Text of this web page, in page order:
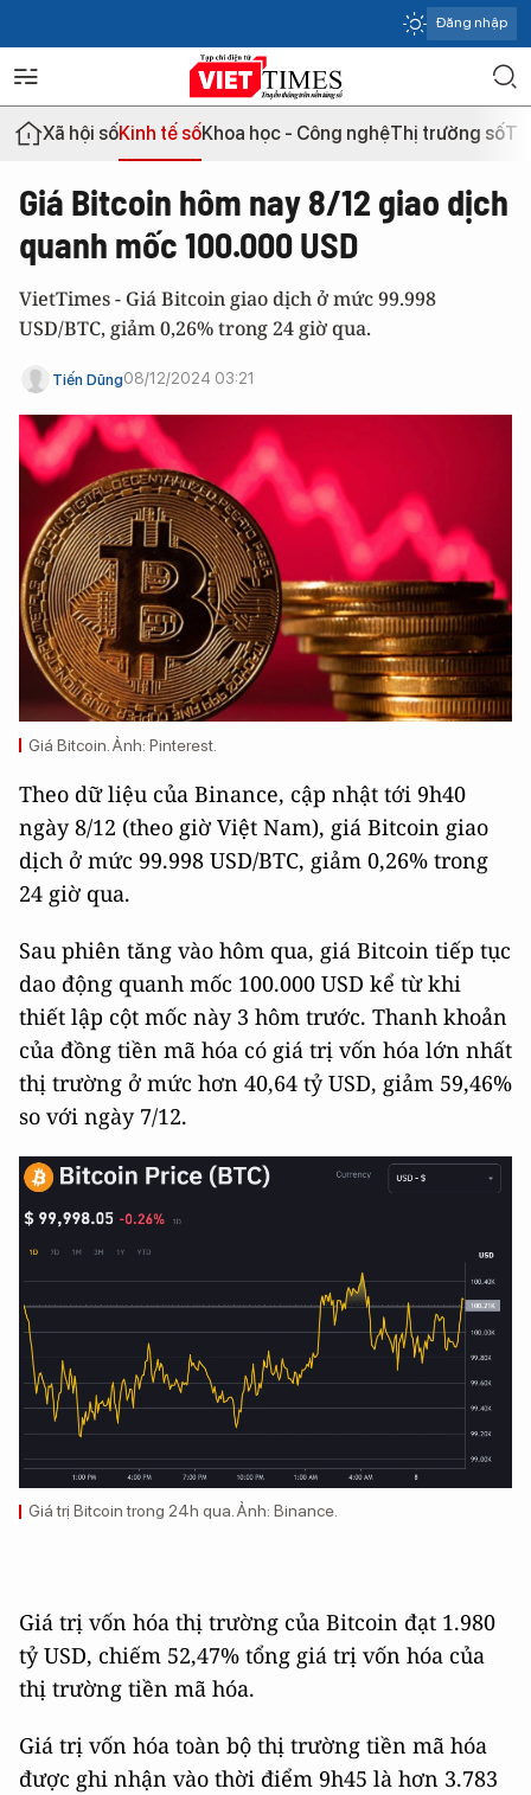
Đăng nhập
Xã hội sốKinh tế sốKhoa học - Công nghệThị trường số
Giá Bitcoin hôm nay 8/12 giao dịch
quanh mốc 100.000 USD
VietTimes - Giá Bitcoin giao dịch ở mức 99.998
USD/BTC, giảm 0,26% trong 24 giờ qua.
Tiến Dũng08/12/2024 03:21
Giá Bitcoin. Ảnh: Pinterest.
Theo dữ liệu của Binance, cập nhật tới 9h40
ngày 8/12 (theo giờ Việt Nam), giá Bitcoin giao
dịch ở mức 99.998 USD/BTC, giảm 0,26% trong
24 giờ qua.
Sau phiên tăng vào hôm qua, giá Bitcoin tiếp tục
dao động quanh mốc 100.000 USD kể từ khi
thiết lập cột mốc này 3 hôm trước. Thanh khoản
của đồng tiền mã hóa có giá trị vốn hóa lớn nhất
thị trường ở mức hơn 40,64 tỷ USD, giảm 59,46%
so với ngày 7/12.
Giá trị Bitcoin trong 24h qua. Ảnh: Binance.
Giá trị vốn hóa thị trường của Bitcoin đạt 1.980
tỷ USD, chiếm 52,47% tổng giá trị vốn hóa của
thị trường tiền mã hóa.
Giá trị vốn hóa toàn bộ thị trường tiền mã hóa
được ghi nhận vào thời điểm 9h45 là hơn 3.783